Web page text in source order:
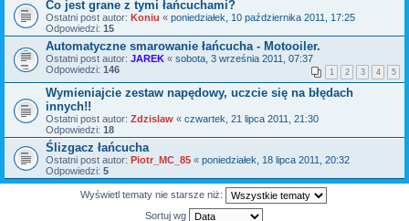
Co jest grane z tymi łańcuchami?
Ostatni post autor: Koniu « poniedziałek, 10 października 2011, 17:25
Odpowiedzi: 15
Automatyczne smarowanie łańcucha - Motooiler.
Ostatni post autor: JAREK « sobota, 3 września 2011, 07:37
Odpowiedzi: 146 1 2 3 4 5
Wymieniajcie zestaw napędowy, uczcie się na błędach
innych!!
Ostatni post autor: Zdzislaw « czwartek, 21 lipca 2011, 21:30
Odpowiedzi: 18
Ślizgacz łańcucha
Ostatni post autor: Piotr_MC_85 « poniedziałek, 18 lipca 2011, 20:32
Odpowiedzi: 5
Wyświetl tematy nie starsze niż:
Sortuj wg